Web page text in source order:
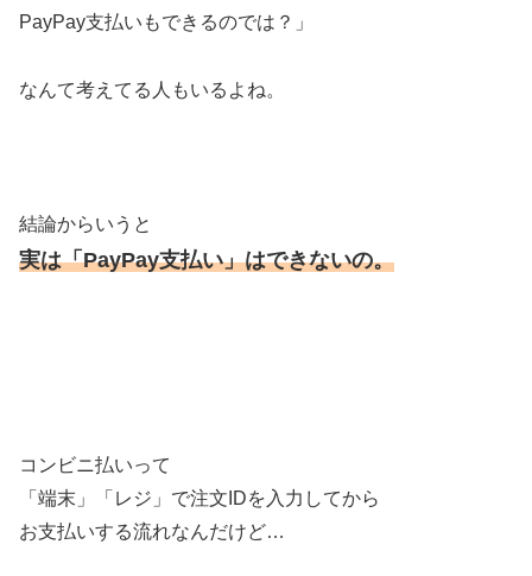
PayPay支払いもできるのでは？」
なんて考えてる人もいるよね。
結論からいうと
実は「PayPay支払い」はできないの。
コンビニ払いって
「端末」「レジ」で注文IDを入力してから
お支払いする流れなんだけど…